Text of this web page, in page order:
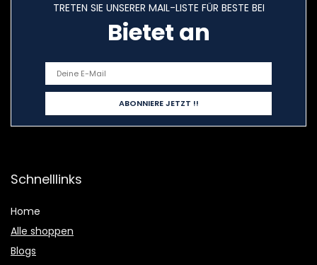
TRETEN SIE UNSERER MAIL-LISTE FÜR BESTE BEI
Bietet an
Schnelllinks
Home
Alle shoppen
Blogs